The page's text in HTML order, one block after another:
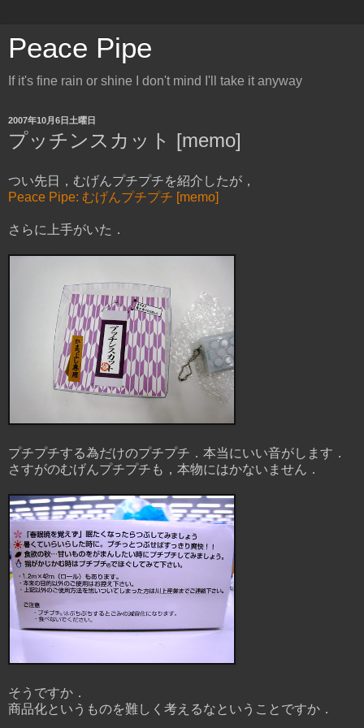
Peace Pipe
If it's fine rain or shine I don't mind I'll take it anyway
2007年10月6日土曜日
プッチンスカット [memo]
つい先日，むげんプチプチを紹介したが，
Peace Pipe: むげんプチプチ [memo]
さらに上手がいた．
プチプチする為だけのプチプチ．本当にいい音がします．
さすがのむげんプチプチも，本物にはかないません．
そうですか．
商品化というものを難しく考えるなということですか．